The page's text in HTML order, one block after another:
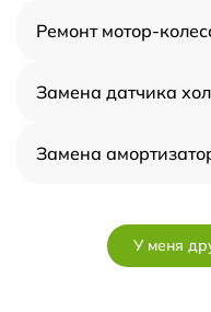
Ремонт мотор-
Замена датчика
Замена
У меня